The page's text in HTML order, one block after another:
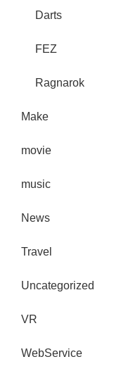
Darts
FEZ
Ragnarok
Make
movie
music
News
Travel
Uncategorized
VR
WebService